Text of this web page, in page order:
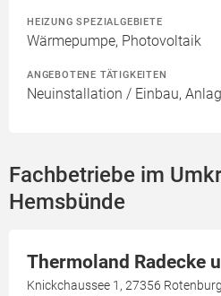
HEIZUNG SPEZIALGEBIETE
Wärmepumpe, Photovoltaik
ANGEBOTENE TÄTIGKEITEN
Neuinstallation / Einbau,
Fachbetriebe im
Hemsbünde
Thermoland Radecke
Knickchaussee 1, 27356